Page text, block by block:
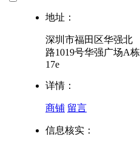
地址：
深圳市福田区华强北
路1019号华强广场A栋
17e
详情：
商铺 留言
信息核实：